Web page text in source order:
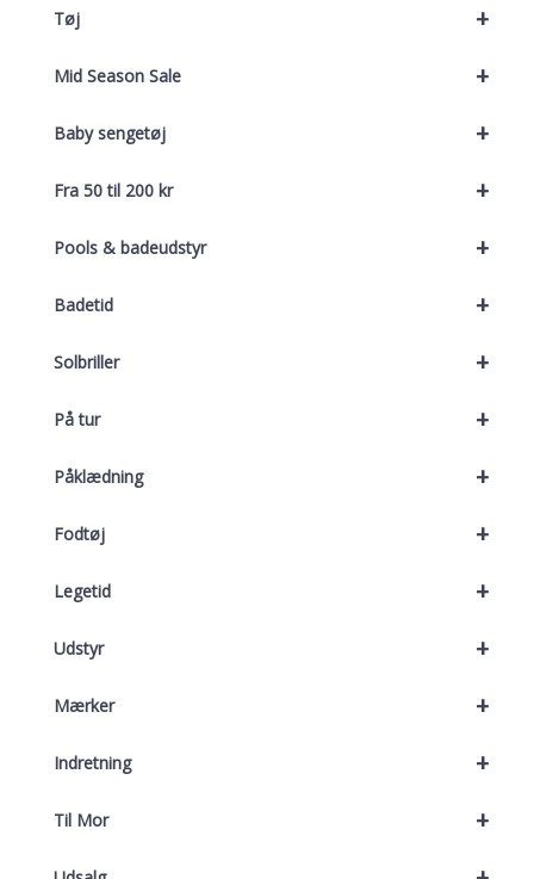
+
Tøj
+
Mid Season Sale
+
Baby sengetøj
+
Fra 50 til 200 kr
+
Pools & badeudstyr
+
Badetid
+
Solbriller
+
På tur
+
Påklædning
+
Fodtøj
+
Legetid
+
Udstyr
+
Mærker
+
Indretning
+
Til Mor